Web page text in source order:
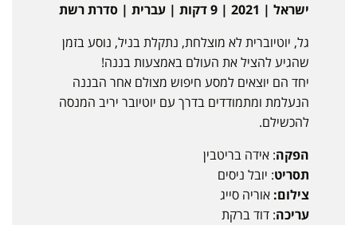
ישראל | 2021 | 9 דקות | עברית | סדרת רשת
גל, יוטיוברית לא מוצלחת, נתקלת בניל, נוסע בזמן
שהגיע להציל את העולם באמצעות בננה!
יחד הם יוצאים למסע חיפוש מצולם אחר הבננה
הנעלמת ומתמודדים בדרך עם יוטיובר יריב המנסה
להכשילם.
הפקה: אידה בריטבין
תסריט: יובל ניסים
צילום: אוריה סייג
עריכה: דוד ברקת